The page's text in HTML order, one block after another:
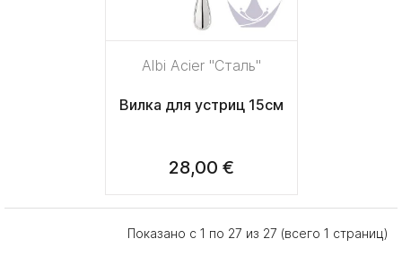
Albi Acier "Сталь"
Вилка для устриц 15см
28,00 €
Показано с 1 по 27 из 27 (всего 1 страниц)